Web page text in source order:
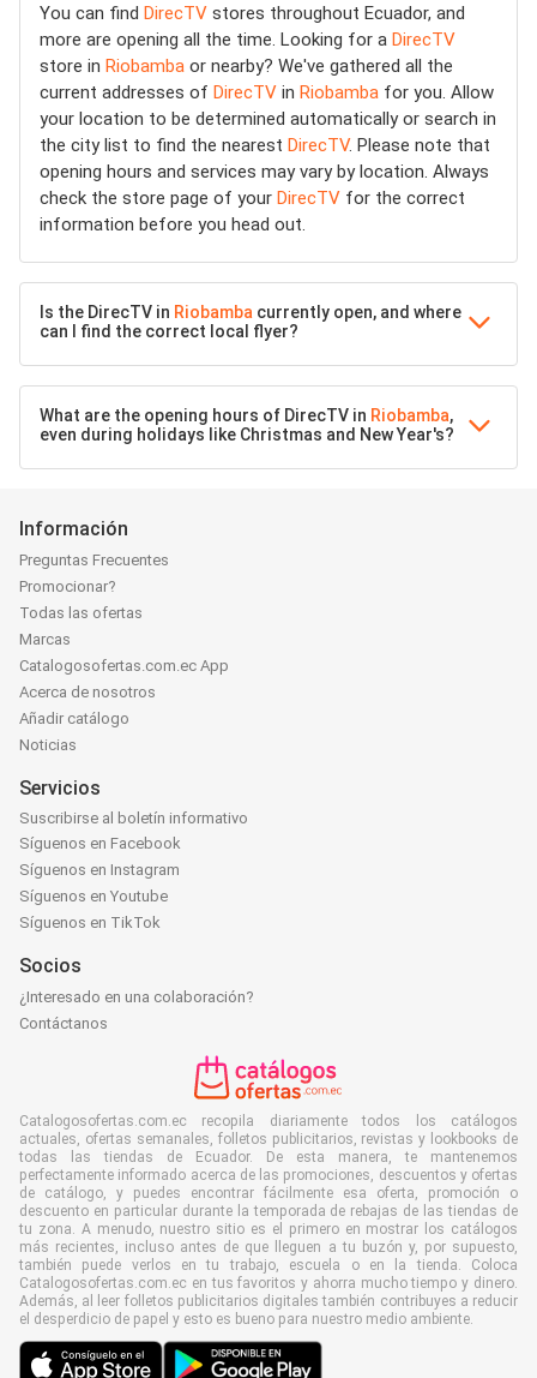
You can find DirecTV stores throughout Ecuador, and
more are opening all the time. Looking for a DirecTV
store in Riobamba or nearby? We've gathered all the
current addresses of DirecTV in Riobamba for you. Allow
your location to be determined automatically or search in
the city list to find the nearest DirecTV. Please note that
opening hours and services may vary by location. Always
check the store page of your DirecTV for the correct
information before you head out.
Is the DirecTV in Riobamba currently open, and where
can I find the correct local flyer?
What are the opening hours of DirecTV in Riobamba,
even during holidays like Christmas and New Year's?
Información
Preguntas Frecuentes
Promocionar?
Todas las ofertas
Marcas
Catalogosofertas.com.ec App
Acerca de nosotros
Añadir catálogo
Noticias
Servicios
Suscribirse al boletín informativo
Síguenos en Facebook
Síguenos en Instagram
Síguenos en Youtube
Síguenos en TikTok
Socios
¿Interesado en una colaboración?
Contáctanos
Catalogosofertas.com.ec recopila diariamente todos los catálogos
actuales, ofertas semanales, folletos publicitarios, revistas y lookbooks de
todas las tiendas de Ecuador. De esta manera, te mantenemos
perfectamente informado acerca de las promociones, descuentos y ofertas
de catálogo, y puedes encontrar fácilmente esa oferta, promoción o
descuento en particular durante la temporada de rebajas de las tiendas de
tu zona. A menudo, nuestro sitio es el primero en mostrar los catálogos
más recientes, incluso antes de que lleguen a tu buzón y, por supuesto,
también puede verlos en tu trabajo, escuela o en la tienda. Coloca
Catalogosofertas.com.ec en tus favoritos y ahorra mucho tiempo y dinero.
Además, al leer folletos publicitarios digitales también contribuyes a reducir
el desperdicio de papel y esto es bueno para nuestro medio ambiente.